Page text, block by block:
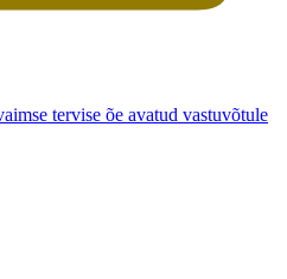
tervise õe avatud vastuvõtule